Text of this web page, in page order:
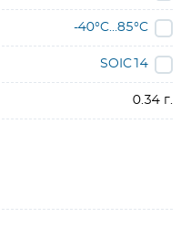
-40°C…85°C
SOIC14
0.34 г.